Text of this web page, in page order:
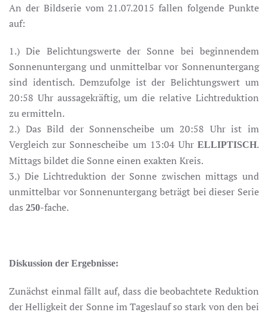
An der Bildserie vom 21.07.2015 fallen folgende Punkte
auf:
1.) Die Belichtungswerte der Sonne bei beginnendem
Sonnenuntergang und unmittelbar vor Sonnenuntergang
sind identisch. Demzufolge ist der Belichtungswert um
20:58 Uhr aussagekräftig, um die relative Lichtreduktion
zu ermitteln.
2.) Das Bild der Sonnenscheibe um 20:58 Uhr ist im
Vergleich zur Sonnescheibe um 13:04 Uhr ELLIPTISCH.
Mittags bildet die Sonne einen exakten Kreis.
3.) Die Lichtreduktion der Sonne zwischen mittags und
unmittelbar vor Sonnenuntergang beträgt bei dieser Serie
das 250-fache.
Diskussion der Ergebnisse:
Zunächst einmal fällt auf, dass die beobachtete Reduktion
der Helligkeit der Sonne im Tageslauf so stark von den bei